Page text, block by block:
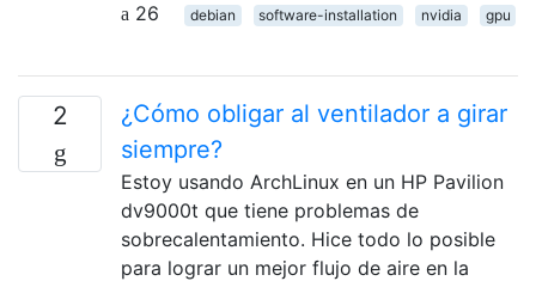
26
debian software-installation nvidia gpu
2
¿Cómo obligar al ventilador a girar
siempre?
Estoy usando ArchLinux en un HP Pavilion
dv9000t que tiene problemas de
sobrecalentamiento. Hice todo lo posible
para lograr un mejor flujo de aire en la